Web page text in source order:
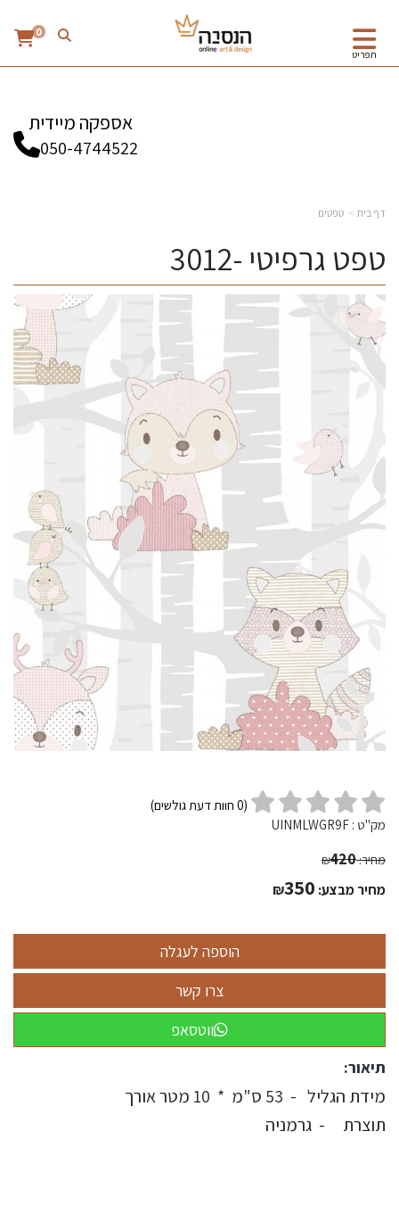
תפריט
0
אספקה מיידית
050-4744522
דף בית טפטים
טפט גרפיטי -3012
(
0 חוות דעת גולשים)
מק"ט : UINMLWGR9F
מחיר: ₪420
מחיר מבצע: ₪350
ווטסאפ
תיאור:
מידת הגליל - 53 ס"מ * 10 מטר אורך
תוצרת - גרמניה